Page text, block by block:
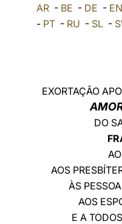
AR- BE - DE - EN
- PT- RU - SL-
EXORTAÇÃO
DO
AOS
ÀS
AOS
E A